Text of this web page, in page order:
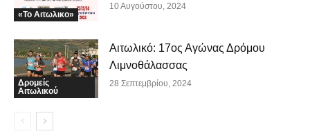
«Το Αιτωλικο»
10 Αυγούστου, 2024
Δρομείς
Αιτωλικού
Αιτωλικό: 17ος Αγώνας Δρόμου
Λιμνοθάλασσας
28 Σεπτεμβρίου, 2024